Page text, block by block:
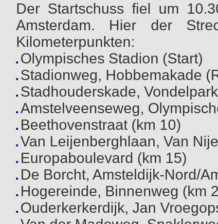
Der Startschuss fiel um
Amsterdam. Hier der
Kilometerpunkten:
Olympisches Stadion (Start)
Stadionweg, Hobbemakade
Stadhouderskade,
Amstelveenseweg,
Beethovenstraat (km 10)
Van Leijenberghlaan, Van
Europaboulevard (km 15)
De Borcht, Amsteldijk-Nord/
Hogereinde, Binnenweg (km
Ouderkerkerdijk, Jan